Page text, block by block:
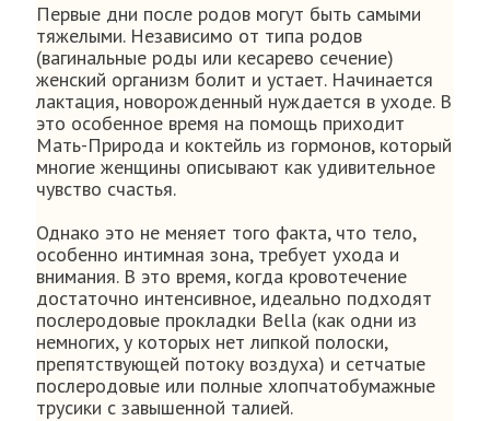
Первые дни после родов могут быть самыми
тяжелыми. Независимо от типа родов
(вагинальные роды или кесарево сечение)
женский организм болит и устает. Начинается
лактация, новорожденный нуждается в уходе. В
это особенное время на помощь приходит
Мать-Природа и коктейль из гормонов, который
многие женщины описывают как удивительное
чувство счастья.
Однако это не меняет того факта, что тело,
особенно интимная зона, требует ухода и
внимания. В это время, когда кровотечение
достаточно интенсивное, идеально подходят
послеродовые прокладки Bella (как одни из
немногих, у которых нет липкой полоски,
препятствующей потоку воздуха) и сетчатые
послеродовые или полные хлопчатобумажные
трусики с завышенной талией.